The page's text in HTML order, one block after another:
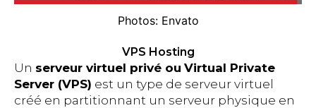
Photos: Envato
VPS Hosting
Un serveur virtuel privé ou Virtual Private
Server (VPS) est un type de serveur virtuel
créé en partitionnant un serveur physique en